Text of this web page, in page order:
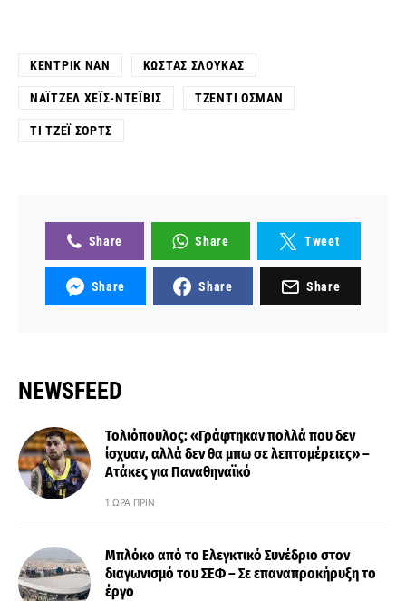
ΚΈΝΤΡΙΚ ΝΑΝ ΚΏΣΤΑΣ ΣΛΟΎΚΑΣ
ΝΆΙΤΖΕΛ ΧΈΙΣ-ΝΤΈΙΒΙΣ ΤΖΈΝΤΙ ΌΣΜΑΝ
ΤΙ ΤΖΈΙ ΣΟΡΤΣ
Share Share Tweet
Share Share Share
NEWSFEED
Τολιόπουλος: «Γράφτηκαν πολλά που δεν
ίσχυαν, αλλά δεν θα μπω σε λεπτομέρειες» –
Ατάκες για Παναθηναϊκό
1 ΏΡΑ ΠΡΙΝ
Μπλόκο από το Ελεγκτικό Συνέδριο στον
διαγωνισμό του ΣΕΦ – Σε επαναπροκήρυξη το
έργο